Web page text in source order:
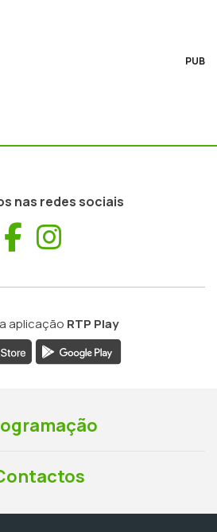
PUB
nas redes sociais
Facebook
aplicação RTP Play